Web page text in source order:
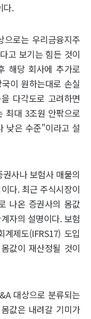
다.
로는 우리금융지주
고 보기는 힘든 것이
해당 회사에 추가로
이 원하는대로 손실
다각도로 고려하면
최대 3조원 안팎으로
낮은 수준"이라고 설
사나 보험사 매물의
다. 최근 주식시장이
나온 증권사의 몸값
자의 설명이다. 보험
제도(IFRS17) 도입
값이 재산정될 것이
대상으로 분류되는
값은 내려갈 기미가